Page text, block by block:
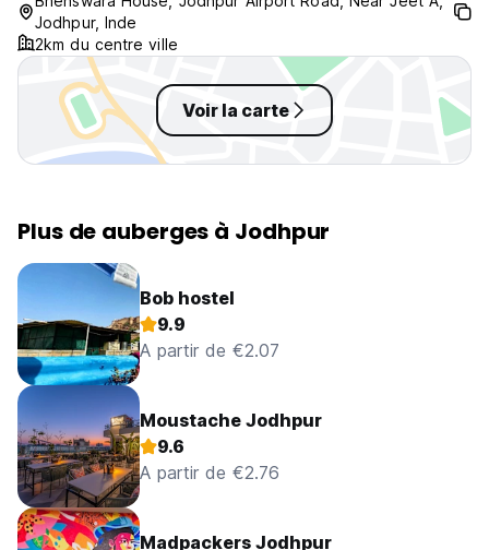
hostel like that all the time ❤
Jodhpur, Inde
2km du centre ville
Voir la carte
Plus de auberges à Jodhpur
Bob hostel
9.9
A partir de €2.07
Moustache Jodhpur
9.6
A partir de €2.76
Madpackers Jodhpur